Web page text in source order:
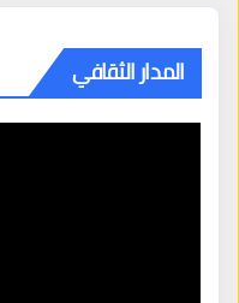
المدار الثقافي